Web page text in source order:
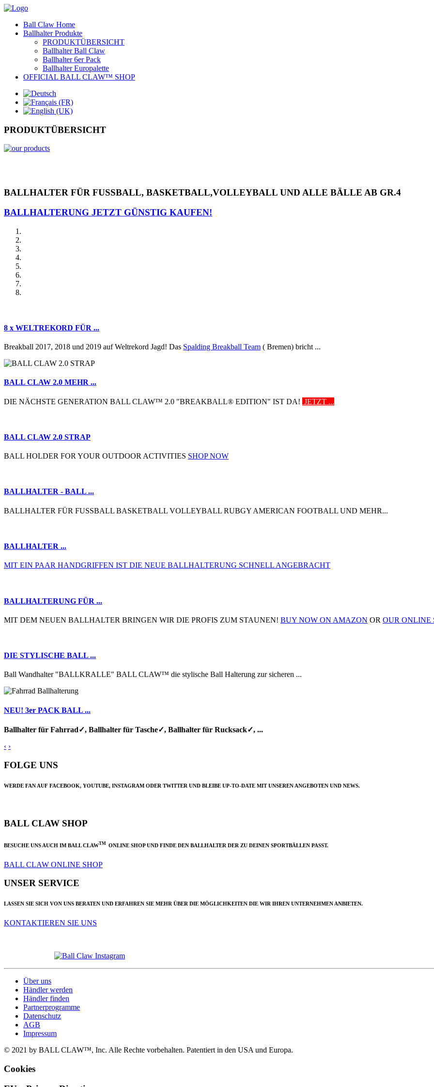
Ball Claw Home
Ballhalter Produkte
PRODUKTÜBERSICHT
Ballhalter Ball Claw
Ballhalter 6er Pack
Ballhalter Europalette
OFFICIAL BALL CLAW™ SHOP
PRODUKTÜBERSICHT
BALLHALTER FÜR FUSSBALL, BASKETBALL,VOLLEYBALL UND ALLE BÄLLE AB GR.4
BALLHALTERUNG JETZT GÜNSTIG KAUFEN!
8 x WELTREKORD FÜR ...
Breakball 2017, 2018 und 2019 auf Weltrekord Jagd! Das Spalding Breakball Team ( Bremen) bricht ...
BALL CLAW 2.0 MEHR ...
DIE NÄCHSTE GENERATION BALL CLAW™ 2.0 "BREAKBALL® EDITION" IST DA! JETZT ...
BALL CLAW 2.0 STRAP
BALL HOLDER FOR YOUR OUTDOOR ACTIVITIES SHOP NOW
BALLHALTER - BALL ...
BALLHALTER FÜR FUSSBALL BASKETBALL VOLLEYBALL RUBGY AMERICAN FOOTBALL UND MEHR...
BALLHALTER ...
MIT EIN PAAR HANDGRIFFEN IST DIE NEUE BALLHALTERUNG SCHNELL ANGEBRACHT
BALLHALTERUNG FÜR ...
MIT DEM NEUEN BALLHALTER BRINGEN WIR DIE PROFIS ZUM STAUNEN! BUY NOW ON AMAZON OR OUR ONLINE
DIE STYLISCHE BALL ...
Ball Wandhalter "BALLKRALLE" BALL CLAW™ die stylische Ball Halterung zur sicheren ...
NEU! 3er PACK BALL ...
Ballhalter für Fahrrad✓, Ballhalter für Tasche✓, Ballhalter für Rucksack✓, ...
‹ ›
FOLGE UNS
WERDE FAN AUF FACEBOOK, YOUTUBE, INSTAGRAM ODER TWITTER UND BLEIBE UP-TO-DATE MIT UNSEREN ANGEBOTEN UND NEWS.
BALL CLAW SHOP
BESUCHE UNS AUCH IM BALL CLAWTM ONLINE SHOP UND FINDE DEN BALLHALTER DER ZU DEINEN SPORTBÄLLEN PASST.
BALL CLAW ONLINE SHOP
UNSER SERVICE
LASSEN SIE SICH VON UNS BERATEN UND ERFAHREN SIE MEHR ÜBER DIE MÖGLICHKEITEN DIE WIR IHREN UNTERNEHMEN ANBIETEN.
KONTAKTIEREN SIE UNS
Über uns
Händler werden
Händler finden
Partnerprogramme
Datenschutz
AGB
Impressum
© 2021 by BALL CLAW™, Inc. Alle Rechte vorbehalten. Patentiert in den USA und Europa.
Cookies